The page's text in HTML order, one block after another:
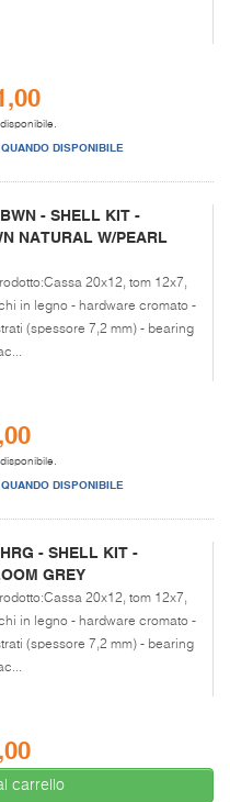
DISPONIBILE
- SHELL KIT -
NATURAL W/PEARL
20x12, tom 12x7,
in legno - hardware cromato -
(spessore 7,2 mm) - bearing
DISPONIBILE
- SHELL KIT -
GREY
20x12, tom 12x7,
in legno - hardware cromato -
(spessore 7,2 mm) - bearing
carrello